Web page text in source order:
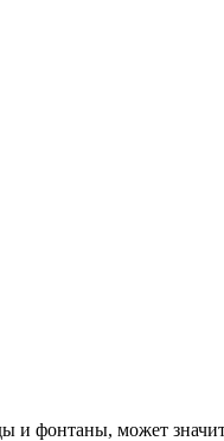
и фонтаны, может